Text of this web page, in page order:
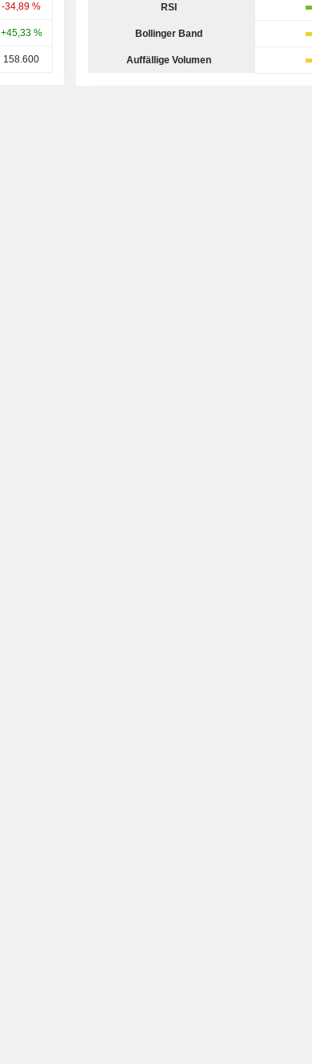
-34,89 %
+45,33 %
158.600
RSI
Bollinger Band
Auffällige Volumen